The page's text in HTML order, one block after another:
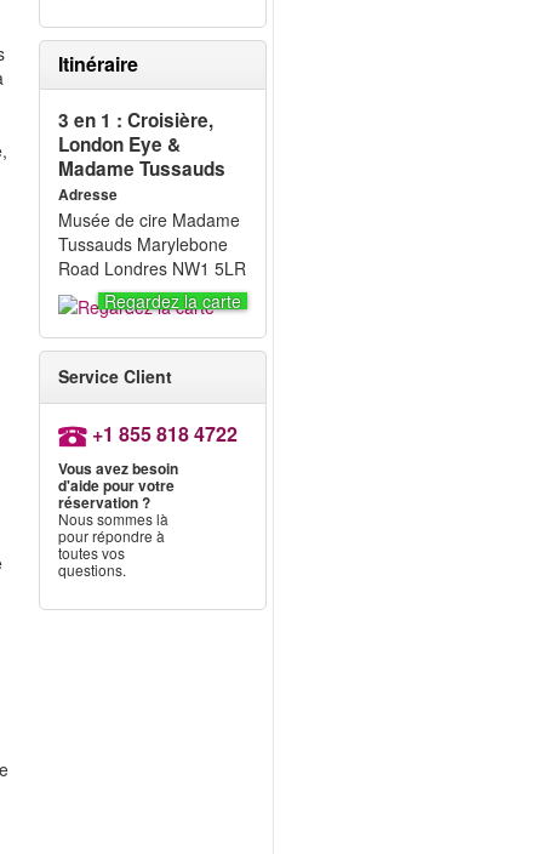
Itinéraire
3 en 1 : Croisière,
London Eye &
Madame Tussauds
Adresse
Musée de cire Madame
Tussauds Marylebone
Road Londres NW1 5LR
Regardez la carte
Service Client
+1 855 818 4722
Vous avez besoin
d'aide pour votre
réservation ?
Nous sommes là
pour répondre à
toutes vos
questions.